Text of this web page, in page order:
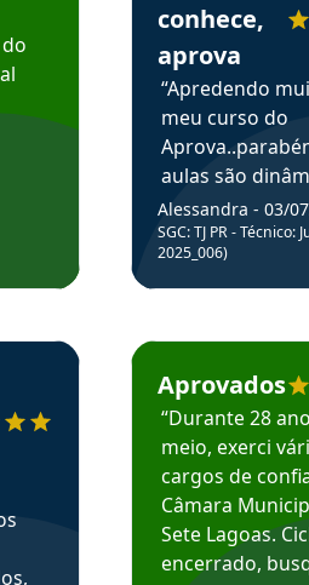
o Aprova Concursos em
conhece,
aprova
“Apredendo
meu curso do
aulas são
me ajudam a
melhor os
Alessandra - 03/07/
SGC: TJ PR - Técnico:
2025_006)
Estudante Caio
Aprovados
“Durante 28
meio, exerci
cargos de
Câmara
Sete Lagoas.
encerrado,